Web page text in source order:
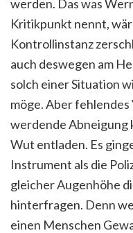
werden. Das was
Kritikpunkt nennt,
Kontrollinstanz
auch deswegen am
solch einer Situation
möge. Aber
werdende Abneigung
Wut entladen. Es
Instrument als die
gleicher Augenhöhe
hinterfragen. Denn
einen Menschen